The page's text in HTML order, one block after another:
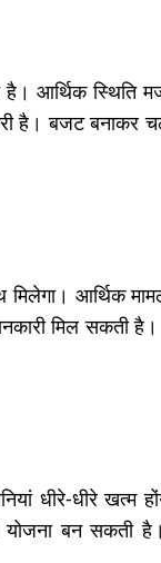
आर्थिक स्थिति
बजट बनाकर
आर्थिक
मिल सकती
धीरे-धीरे खत्म
बन सकती